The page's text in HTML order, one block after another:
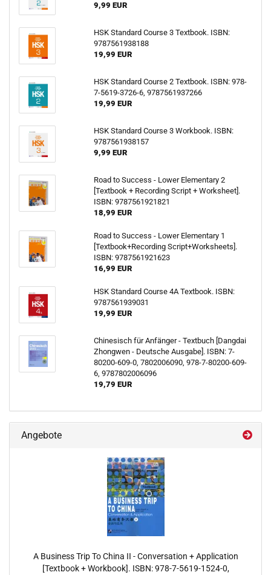
9,99 EUR
HSK Standard Course 3 Textbook. ISBN:
9787561938188
19,99 EUR
HSK Standard Course 2 Textbook. ISBN: 978-
7-5619-3726-6, 9787561937266
19,99 EUR
HSK Standard Course 3 Workbook. ISBN:
9787561938157
9,99 EUR
Road to Success - Lower Elementary 2
[Textbook + Recording Script + Worksheet].
ISBN: 9787561921821
18,99 EUR
Road to Success - Lower Elementary 1
[Textbook+Recording Script+Worksheets].
ISBN: 9787561921623
16,99 EUR
HSK Standard Course 4A Textbook. ISBN:
9787561939031
19,99 EUR
Chinesisch für Anfänger - Textbuch [Dangdai
Zhongwen - Deutsche Ausgabe]. ISBN: 7-
80200-609-0, 7802006090, 978-7-80200-609-
6, 9787802006096
19,79 EUR
Angebote
A Business Trip To China II - Conversation + Application
[Textbook + Workbook]. ISBN: 978-7-5619-1524-0,